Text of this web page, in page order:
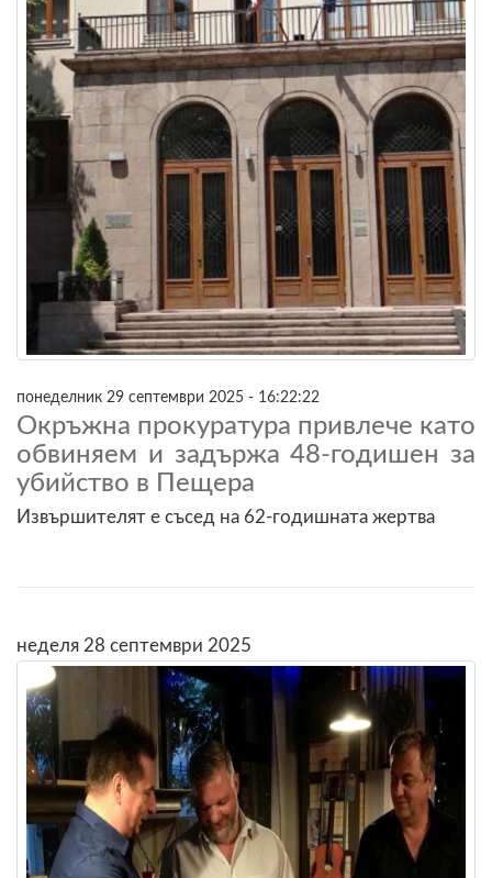
понеделник 29 септември 2025 - 16:22:22
Окръжна прокуратура привлече като
обвиняем и задържа 48-годишен за
убийство в Пещера
Извършителят е съсед на 62-годишната жертва
неделя 28 септември 2025